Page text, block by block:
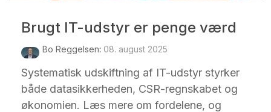
Brugt IT-udstyr er penge værd
Bo Reggelsen: 08. august 2025
Systematisk udskiftning af IT-udstyr styrker
både datasikkerheden, CSR-regnskabet og
økonomien. Læs mere om fordelene, og